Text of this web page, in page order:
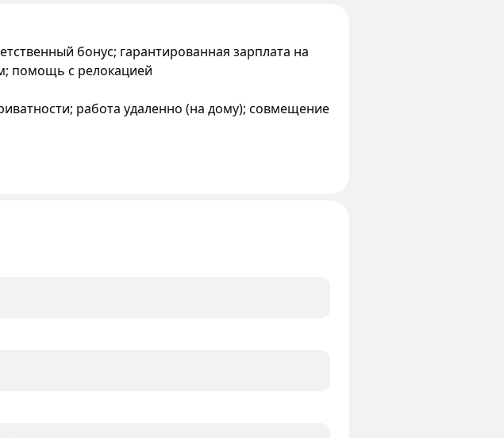
бонус; гарантированная зарплата на
помощь с релокацией
работа удаленно (на дому); совмещение